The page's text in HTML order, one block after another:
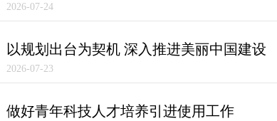
2026-07-24
以规划出台为契机 深入推进美丽中国建设
2026-07-23
做好青年科技人才培养引进使用工作